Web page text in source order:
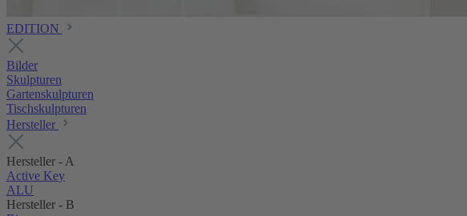
EDITION
Bilder
Skulpturen
Gartenskulpturen
Tischskulpturen
Hersteller
Hersteller - A
Active Key
ALU
Hersteller - B